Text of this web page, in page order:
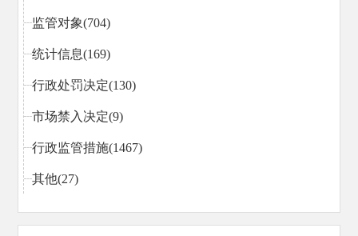
监管对象(704)
统计信息(169)
行政处罚决定(130)
市场禁入决定(9)
行政监管措施(1467)
其他(27)